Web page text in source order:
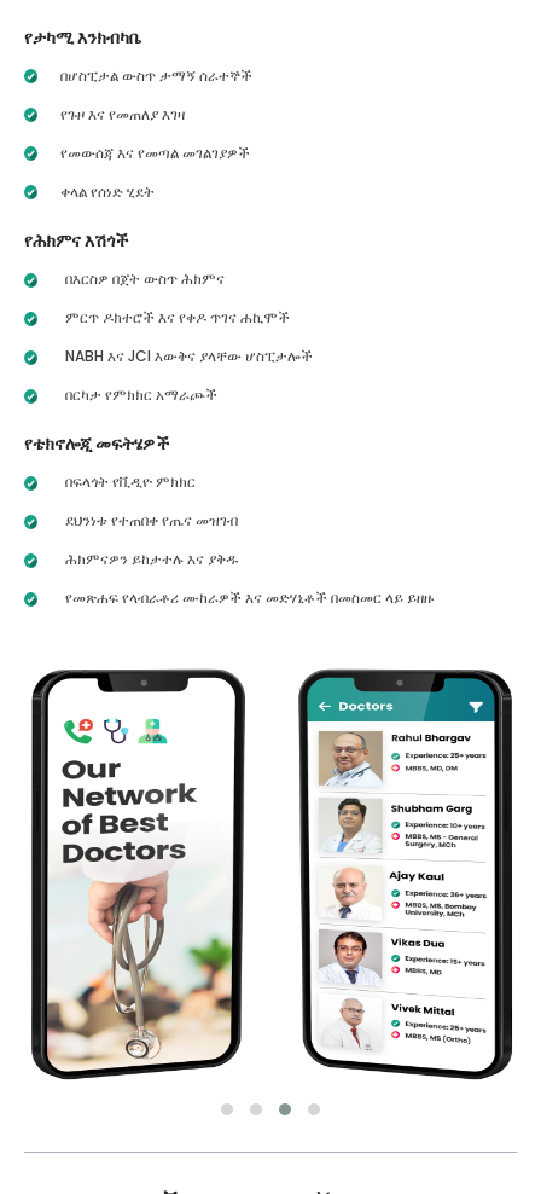
የታካሚ እንክብካቤ
በሆስፒታል ውስጥ ታማኝ ሰራተኞች
የጉዞ እና የመጠለያ እገዛ
የመውሰጃ እና የመጣል መገልገያዎች
ቀላል የሰነድ ሂደት
የሕክምና እሽጎች
በእርስዎ በጀት ውስጥ ሕክምና
ምርጥ ዶክተሮች እና የቀዶ ጥገና ሐኪሞች
NABH እና JCI እውቅና ያላቸው ሆስፒታሎች
በርካታ የምክክር አማራጮች
የቴክኖሎጂ መፍትሄዎች
በፍላጎት የቪዲዮ ምክክር
ደህንነቱ የተጠበቀ የጤና መዝገብ
ሕክምናዎን ይከታተሉ እና ያቅዱ
የመጽሐፍ የላብራቶሪ ሙከራዎች እና መድሃኒቶች በመስመር ላይ ይዘዙ